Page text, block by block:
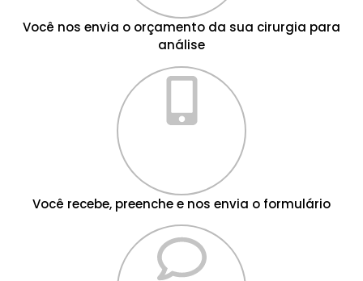
Você nos envia o orçamento da sua cirurgia para
análise
Você recebe, preenche e nos envia o formulário